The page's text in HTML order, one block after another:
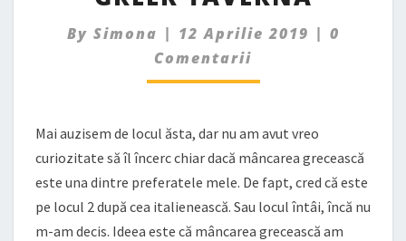
NIKOS
GREEK
TAVERNA
By Simona | 12 Aprilie 2019 | 0
Comentarii
Mai auzisem de locul ăsta, dar nu am avut vreo
curiozitate să îl încerc chiar dacă mâncarea grecească
este una dintre preferatele mele. De fapt, cred că este
pe locul 2 după cea italienească. Sau locul întâi, încă nu
m-am decis. Ideea este că mâncarea grecească am